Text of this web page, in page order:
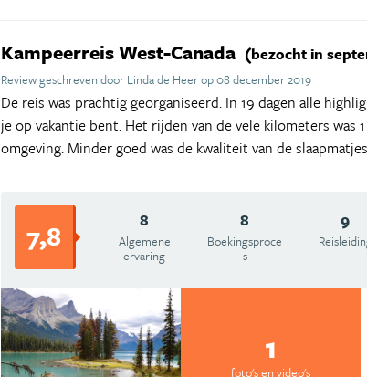
Kampeerreis West-Canada (bezocht in
Review geschreven door Linda de Heer op 08 december 2019
De reis was prachtig georganiseerd. In 19 dagen alle
je op vakantie bent. Het rijden van de vele kilometers
omgeving. Minder goed was de kwaliteit van de
7,8 8
Algemene
ervaring
8
Boekingsproce
s
9
1
foto's en video's